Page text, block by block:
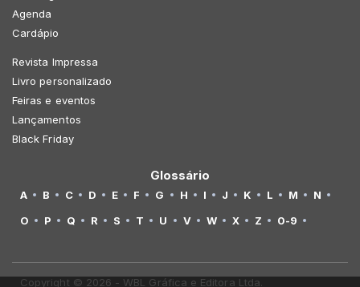
Agenda
Cardápio
Revista Impressa
Livro personalizado
Feiras e eventos
Lançamentos
Black Friday
Glossário
A B C D E F G H I J K L M
N
O
P Q R S T U V W X Z 0-9
Copyright © 2026 - WBL Gráfica e Editora Ltda.